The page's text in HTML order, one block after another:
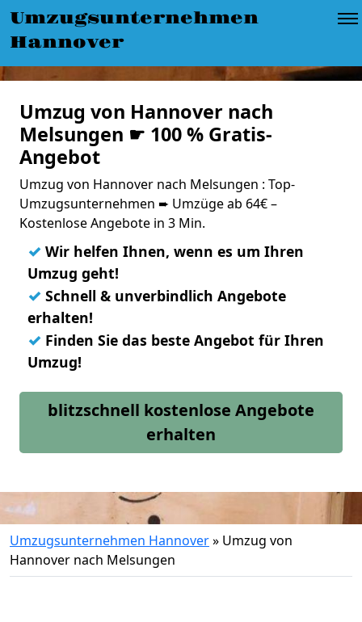
Umzugsunternehmen
Hannover
Umzug von Hannover nach
Melsungen ☛ 100 % Gratis-
Angebot
Umzug von Hannover nach Melsungen : Top-
Umzugsunternehmen ➨ Umzüge ab 64€ –
Kostenlose Angebote in 3 Min.
✓ Wir helfen Ihnen, wenn es um Ihren
Umzug geht!
✓ Schnell & unverbindlich Angebote
erhalten!
✓ Finden Sie das beste Angebot für Ihren
Umzug!
blitzschnell kostenlose Angebote
erhalten
Umzugsunternehmen Hannover» Umzug von
Hannover nach Melsungen